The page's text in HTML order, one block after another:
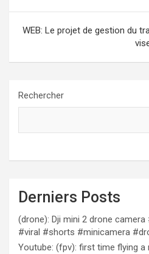
l’article
WEB: Le projet de gestion du
Rechercher
Derniers Posts
(drone): Dji mini 2 drone
#viral #shorts #minicamera
Youtube: (fpv): first time flying a